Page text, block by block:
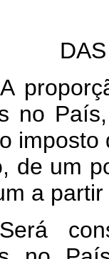
no
de um
a